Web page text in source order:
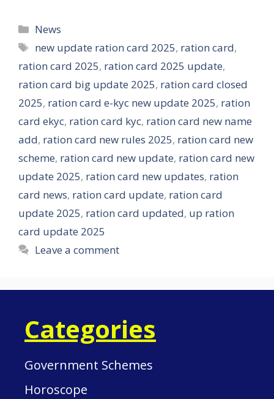
Categories
News
Tags
new update ration card 2025, ration card,
ration card 2025, ration card 2025 update,
ration card big update 2025, ration card closed
2025, ration card e-kyc new update 2025, ration
card ekyc, ration card kyc, ration card new name
add, ration card new rules 2025, ration card new
scheme, ration card new update, ration card new
update 2025, ration card new updates, ration
card news, ration card update, ration card
update 2025, ration card updated, up ration
card update 2025
Leave a comment
Categories
Government Schemes
Horoscope